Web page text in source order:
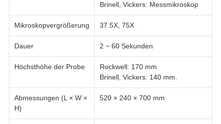
Brinell, Vickers: Messmikroskop
Mikroskopvergrößerung 37.5X, 75X
Dauer 2 ~ 60 Sekunden
Höchsthöhe der Probe
Rockwell: 170 mm
Brinell, Vickers: 140 mm.
Abmessungen (L × W ×
H)
520 × 240 × 700 mm